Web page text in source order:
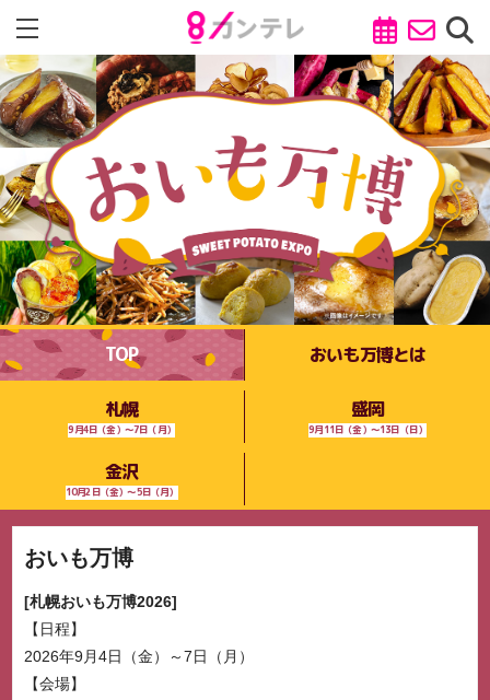
TOP おいも万博とは
札幌
9月4日（金）～7日（月）
盛岡
9月11日（金）～13日（日）
金沢
10月2日（金）～5日（月）
おいも万博
札幌おいも万博2026
日程
2026年9月4日（金）～7日（月）
会場